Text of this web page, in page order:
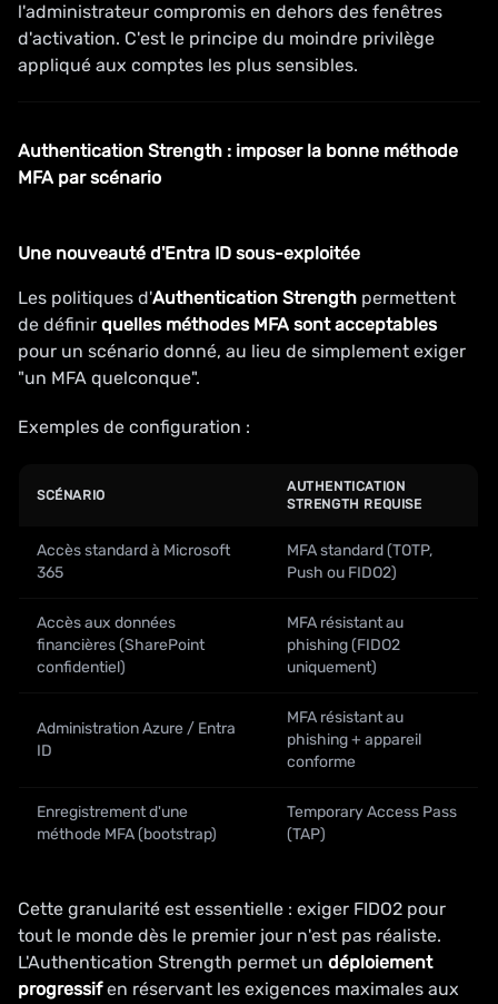
l'administrateur compromis en dehors des fenêtres
d'activation. C'est le principe du moindre privilège
appliqué aux comptes les plus sensibles.
Authentication Strength : imposer la bonne méthode
MFA par scénario
Une nouveauté d'Entra ID sous-exploitée
Les politiques d'Authentication Strength permettent
de définir quelles méthodes MFA sont acceptables
pour un scénario donné, au lieu de simplement exiger
"un MFA quelconque".
Exemples de configuration :
SCÉNARIO
AUTHENTICATION
STRENGTH REQUISE
Accès standard à Microsoft
365
MFA standard (TOTP,
Push ou FIDO2)
Accès aux données
financières (SharePoint
confidentiel)
MFA résistant au
phishing (FIDO2
uniquement)
Administration Azure / Entra
ID
MFA résistant au
phishing + appareil
conforme
Enregistrement d'une
méthode MFA (bootstrap)
Temporary Access Pass
(TAP)
Cette granularité est essentielle : exiger FIDO2 pour
tout le monde dès le premier jour n'est pas réaliste.
L'Authentication Strength permet un déploiement
progressifen réservant les exigences maximales aux